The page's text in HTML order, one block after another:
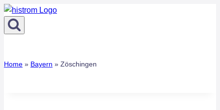
Zum
Inhalt
springen
Home » Bayern » Zöschingen